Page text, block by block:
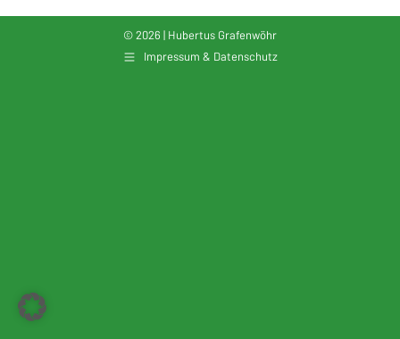
© 2026 | Hubertus Grafenwöhr
Impressum & Datenschutz